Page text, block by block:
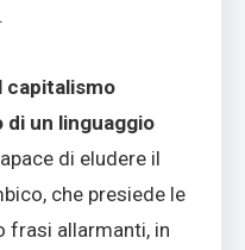
capitalismo
di un linguaggio
di eludere il
che presiede le
frasi allarmanti, in